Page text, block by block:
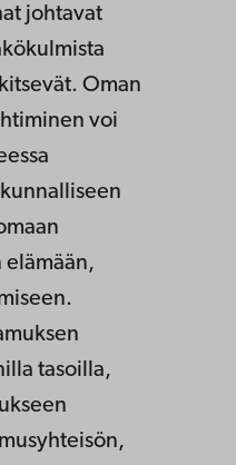
johtavat
Oman
voi
tasoilla,